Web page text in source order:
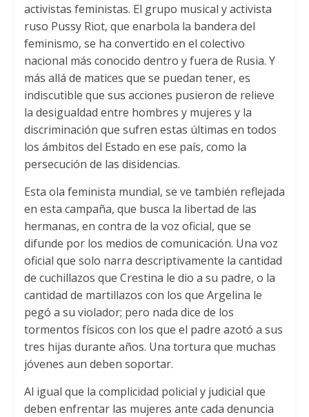
activistas feministas. El grupo musical y activista
ruso Pussy Riot, que enarbola la bandera del
feminismo, se ha convertido en el colectivo
nacional más conocido dentro y fuera de Rusia. Y
más allá de matices que se puedan tener, es
indiscutible que sus acciones pusieron de relieve
la desigualdad entre hombres y mujeres y la
discriminación que sufren estas últimas en todos
los ámbitos del Estado en ese país, como la
persecución de las disidencias.
Esta ola feminista mundial, se ve también reflejada
en esta campaña, que busca la libertad de las
hermanas, en contra de la voz oficial, que se
difunde por los medios de comunicación. Una voz
oficial que solo narra descriptivamente la cantidad
de cuchillazos que Crestina le dio a su padre, o la
cantidad de martillazos con los que Argelina le
pegó a su violador; pero nada dice de los
tormentos físicos con los que el padre azotó a sus
tres hijas durante años. Una tortura que muchas
jóvenes aun deben soportar.
Al igual que la complicidad policial y judicial que
deben enfrentar las mujeres ante cada denuncia